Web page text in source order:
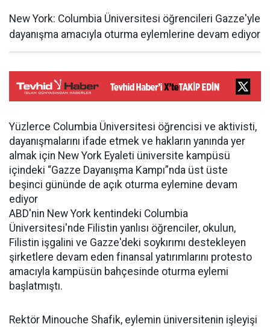
New York: Columbia Üniversitesi öğrencileri Gazze'yle
dayanışma amacıyla oturma eylemlerine devam ediyor
Yüzlerce Columbia Üniversitesi öğrencisi ve aktivisti,
dayanışmalarını ifade etmek ve hakların yanında yer
almak için New York Eyaleti üniversite kampüsü
içindeki “Gazze Dayanışma Kampı”nda üst üste
beşinci gününde de açık oturma eylemine devam
ediyor
ABD'nin New York kentindeki Columbia
Üniversitesi'nde Filistin yanlısı öğrenciler, okulun,
Filistin işgalini ve Gazze'deki soykırımı destekleyen
şirketlere devam eden finansal yatırımlarını protesto
amacıyla kampüsün bahçesinde oturma eylemi
başlatmıştı.
Rektör Minouche Shafik, eylemin üniversitenin işleyişi